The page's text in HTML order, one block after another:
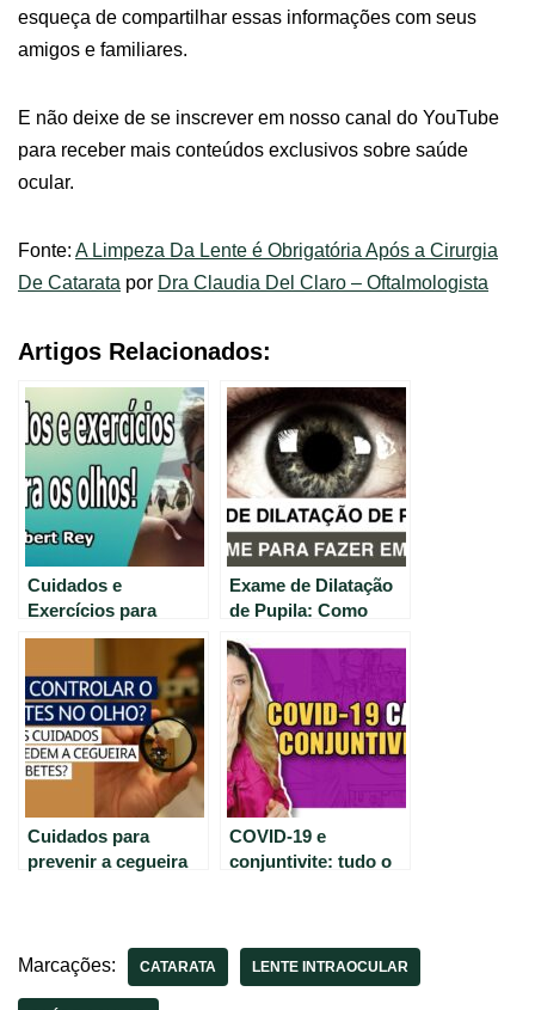
esqueça de compartilhar essas informações com seus
amigos e familiares.
E não deixe de se inscrever em nosso canal do YouTube
para receber mais conteúdos exclusivos sobre saúde
ocular.
Fonte: A Limpeza Da Lente é Obrigatória Após a Cirurgia
De Catarata por Dra Claudia Del Claro – Oftalmologista
Artigos Relacionados:
Cuidados e
Exercícios para
Manter a Saúde dos
Olhos – Dicas do Dr.
Rey
Exame de Dilatação
de Pupila: Como
fazer em casa de
forma simples e
segura.
Cuidados para
prevenir a cegueira
COVID-19 e
conjuntivite: tudo o
Marcações: CATARATA LENTE INTRAOCULAR